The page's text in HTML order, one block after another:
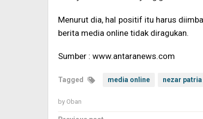
Menurut dia, hal positif itu harus
berita media online tidak diragukan.
Sumber : www.antaranews.com
Tagged media online nezar patria
by Oban